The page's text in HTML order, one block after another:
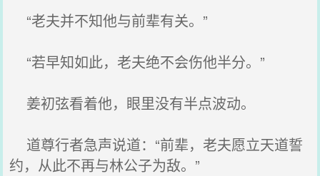
“老夫并不知他与前辈有关。”
“若早知如此，老夫绝不会伤他半分。”
姜初弦看着他，眼里没有半点波动。
道尊行者急声说道：“前辈，老夫愿立天道誓
约，从此不再与林公子为敌。”